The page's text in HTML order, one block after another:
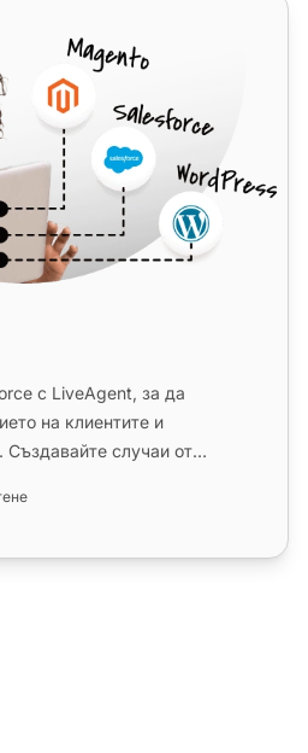
с LiveAgent, за да
на клиентите и
Създавайте случаи от